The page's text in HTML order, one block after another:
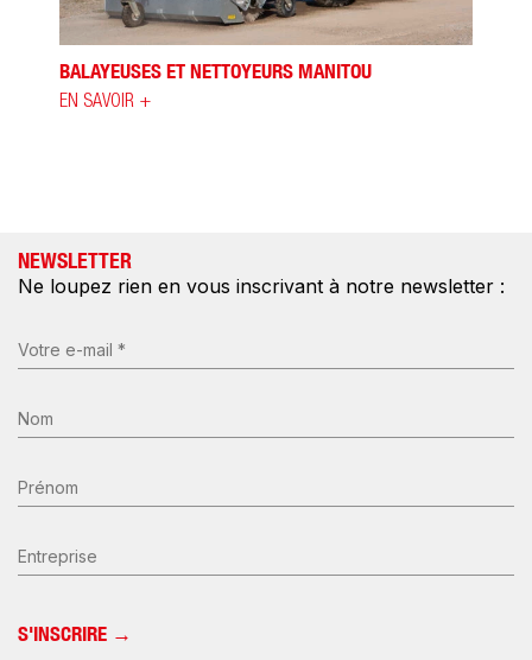
BALAYEUSES ET NETTOYEURS MANITOU
EN SAVOIR +
NEWSLETTER
Ne loupez rien en vous inscrivant à notre newsletter :
E-
mail
Nom
*
Prénom
Entreprise